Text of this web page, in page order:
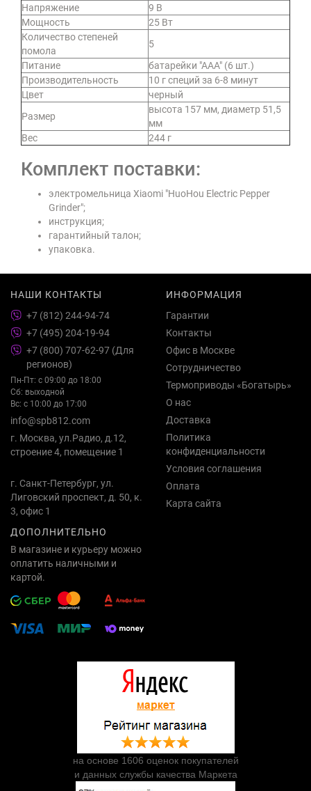
Напряжение
9 В
Мощность
25 Вт
Количество степеней
помола
5
Питание
батарейки "ААА" (6 шт.)
Производительность
10 г специй за 6-8 минут
Цвет
черный
Размер
высота 157 мм, диаметр 51,5
мм
Вес
244 г
Комплект поставки:
электромельница Xiaomi "HuoHou Electric Pepper
Grinder";
инструкция;
гарантийный талон;
упаковка.
НАШИ КОНТАКТЫ
+7 (812) 244-94-74
+7 (495) 204-19-94
+7 (800) 707-62-97 (Для
регионов)
Пн-Пт: с 09:00 до 18:00
Сб: выходной
Вс: с 10:00 до 17:00
info@spb812.com
г. Москва, ул.Радио, д.12,
строение 4, помещение 1
г. Санкт-Петербург, ул.
Лиговский проспект, д. 50, к.
3, офис 1
ИНФОРМАЦИЯ
Гарантии
Контакты
Офис в Москве
Сотрудничество
Термоприводы «Богатырь»
О нас
Доставка
Политика
конфиденциальности
Условия соглашения
Оплата
Карта сайта
ДОПОЛНИТЕЛЬНО
В магазине и курьеру можно
оплатить наличными и
картой.
на основе 1606 оценок покупателей
и данных службы качества Маркета